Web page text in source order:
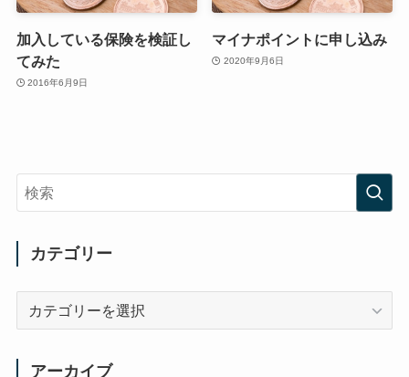
加入している保険を検証し
てみた
2016年6月9日
マイナポイントに申し込み
2020年9月6日
カテゴリー
アーカイブ